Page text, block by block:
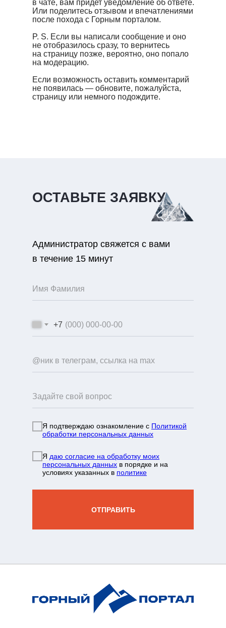
в чате, вам придет уведомление об ответе.
Или поделитесь отзывом и впечатлениями
после похода с Горным порталом.
P. S. Если вы написали сообщение и оно
не отобразилось сразу, то вернитесь
на страницу позже, вероятно, оно попало
на модерацию.
Если возможность оставить комментарий
не появилась — обновите, пожалуйста,
страницу или немного подождите.
ОСТАВЬТЕ ЗАЯВКУ
Администратор свяжется с вами
в течение 15 минут
+7
Я подтверждаю ознакомление с Политикой
обработки персональных данных
Я даю согласие на обработку моих
персональных данных в порядке и на
условиях указанных в политике
ОТПРАВИТЬ
+7 931 244 38 87
info@mountainportal.ru